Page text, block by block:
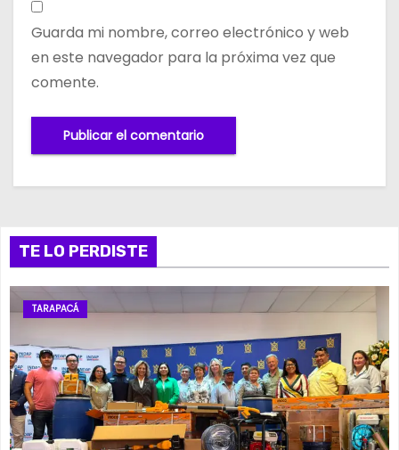
Guarda mi nombre, correo electrónico y web
en este navegador para la próxima vez que
comente.
TE LO PERDISTE
TARAPACÁ